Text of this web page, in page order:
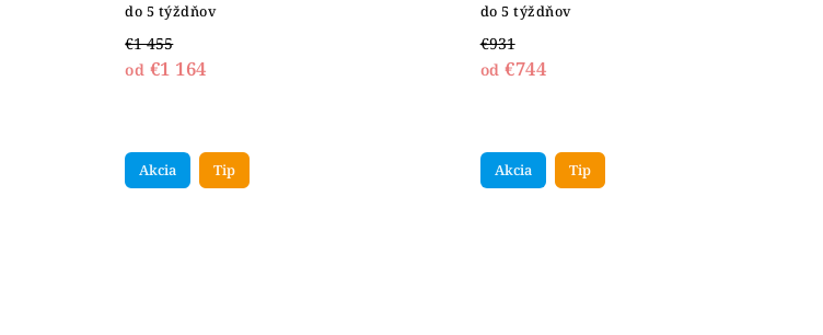
do 5 týždňov
€1 455
od €1 164
do 5 týždňov
€931
od €744
Akcia Tip Akcia Tip